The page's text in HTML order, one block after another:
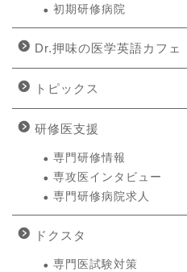
初期研修病院
Dr.押味の医学英語カフェ
トピックス
研修医支援
専門研修情報
専攻医インタビュー
専門研修病院求人
ドクスタ
専門医試験対策